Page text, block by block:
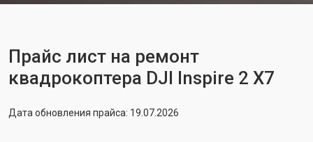
Прайс лист на ремонт
квадрокоптера DJI Inspire 2 X7
Дата обновления прайса: 19.07.2026